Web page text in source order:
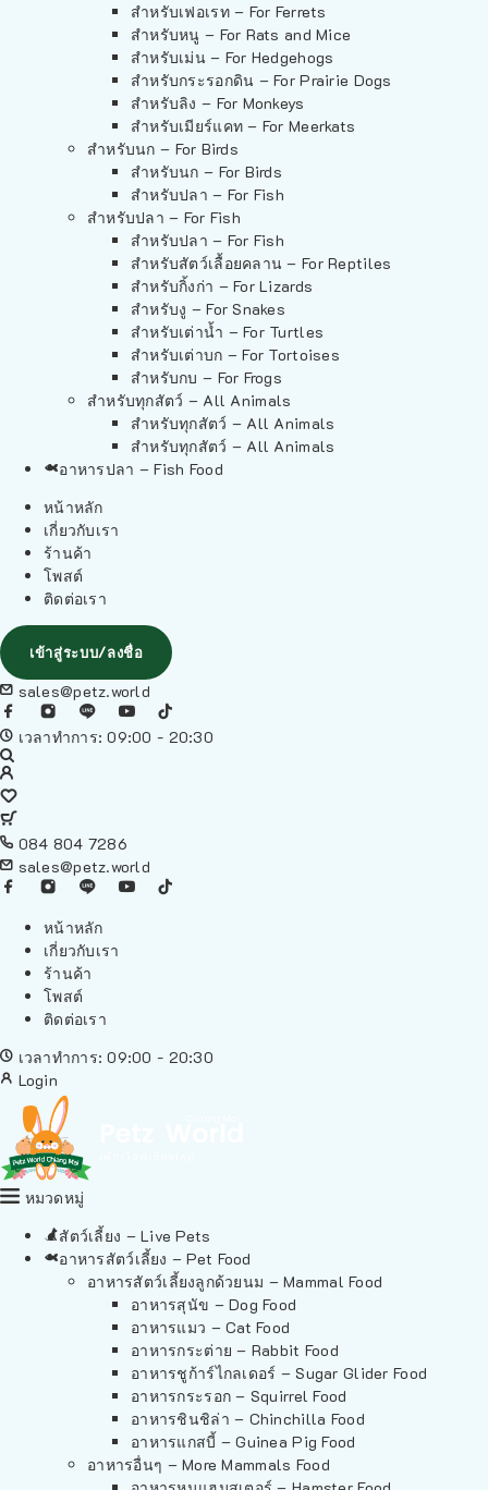
สำหรับเฟอเรท – For Ferrets
สำหรับหนู – For Rats and Mice
สำหรับเม่น – For Hedgehogs
สำหรับกระรอกดิน – For Prairie Dogs
สำหรับลิง – For Monkeys
สำหรับเมียร์แคท – For Meerkats
สำหรับนก – For Birds
สำหรับนก – For Birds
สำหรับปลา – For Fish
สำหรับปลา – For Fish
สำหรับปลา – For Fish
สำหรับสัตว์เลื้อยคลาน – For Reptiles
สำหรับกิ้งก่า – For Lizards
สำหรับงู – For Snakes
สำหรับเต่าน้ำ – For Turtles
สำหรับเต่าบก – For Tortoises
สำหรับกบ – For Frogs
สำหรับทุกสัตว์ – All Animals
สำหรับทุกสัตว์ – All Animals
สำหรับทุกสัตว์ – All Animals
อาหารปลา – Fish Food
หน้าหลัก
เกี่ยวกับเรา
ร้านค้า
โพสต์
ติดต่อเรา
เข้าสู่ระบบ/ลงชื่อ
sales@petz.world
เวลาทำการ: 09:00 - 20:30
084 804 7286
sales@petz.world
หน้าหลัก
เกี่ยวกับเรา
ร้านค้า
โพสต์
ติดต่อเรา
เวลาทำการ: 09:00 - 20:30
Login
หมวดหมู่
สัตว์เลี้ยง – Live Pets
อาหารสัตว์เลี้ยง – Pet Food
อาหารสัตว์เลี้ยงลูกด้วยนม – Mammal Food
อาหารสุนัข – Dog Food
อาหารแมว – Cat Food
อาหารกระต่าย – Rabbit Food
อาหารชูก้าร์ไกลเดอร์ – Sugar Glider Food
อาหารกระรอก – Squirrel Food
อาหารชินชิล่า – Chinchilla Food
อาหารแกสบี้ – Guinea Pig Food
อาหารอื่นๆ – More Mammals Food